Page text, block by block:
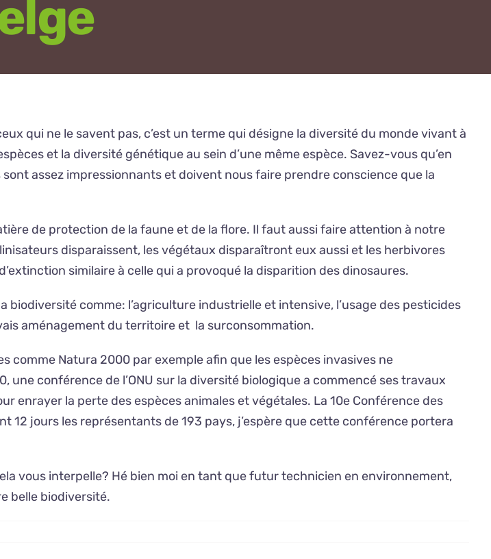
qui ne le savent pas, c’est un terme qui désigne la diversité du monde vivant à
et la diversité génétique au sein d’une même espèce. Savez-vous qu’en
assez impressionnants et doivent nous faire prendre conscience que la
de protection de la faune et de la flore. Il faut aussi faire attention à notre
disparaissent, les végétaux disparaîtront eux aussi et les herbivores
similaire à celle qui a provoqué la disparition des dinosaures.
biodiversité comme: l’agriculture industrielle et intensive, l’usage des pesticides
aménagement du territoire et la surconsommation.
comme Natura 2000 par exemple afin que les espèces invasives ne
conférence de l’ONU sur la diversité biologique a commencé ses travaux
enrayer la perte des espèces animales et végétales. La 10e Conférence des
jours les représentants de 193 pays, j’espère que cette conférence portera
vous interpelle? Hé bien moi en tant que futur technicien en environnement,
belle biodiversité.